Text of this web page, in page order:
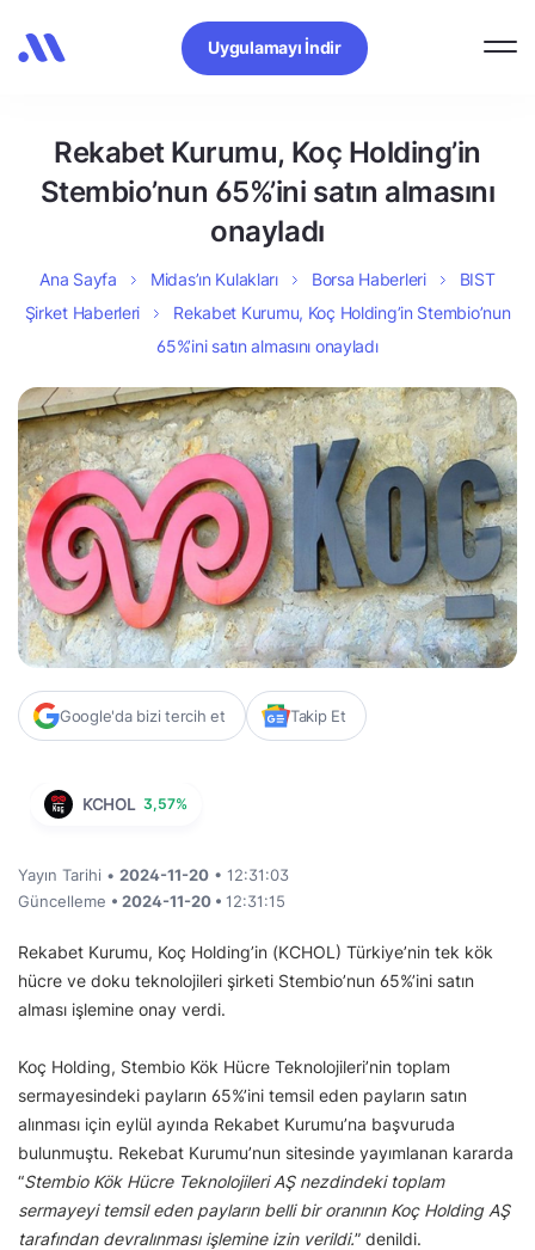
Uygulamayı İndir
Rekabet Kurumu, Koç Holding’in
Stembio’nun 65%’ini satın almasını
onayladı
Ana Sayfa Midas’ın Kulakları Borsa Haberleri
BIST
Şirket Haberleri
Rekabet Kurumu, Koç Holding’in Stembio’nun
65%’ini satın almasını onayladı
Google'da bizi tercih et Takip Et
KCHOL 3,57%
Yayın Tarihi • 2024-11-20 • 12:31:03
Güncelleme • 2024-11-20 • 12:31:15
Rekabet Kurumu, Koç Holding’in (KCHOL) Türkiye’nin tek kök
hücre ve doku teknolojileri şirketi Stembio’nun 65%’ini satın
alması işlemine onay verdi.
Koç Holding, Stembio Kök Hücre Teknolojileri’nin toplam
sermayesindeki payların 65%’ini temsil eden payların satın
alınması için eylül ayında Rekabet Kurumu’na başvuruda
bulunmuştu. Rekebat Kurumu’nun sitesinde yayımlanan kararda
“Stembio Kök Hücre Teknolojileri AŞ nezdindeki toplam
sermayeyi temsil eden payların belli bir oranının Koç Holding AŞ
tarafından devralınması işlemine izin verildi.” denildi.